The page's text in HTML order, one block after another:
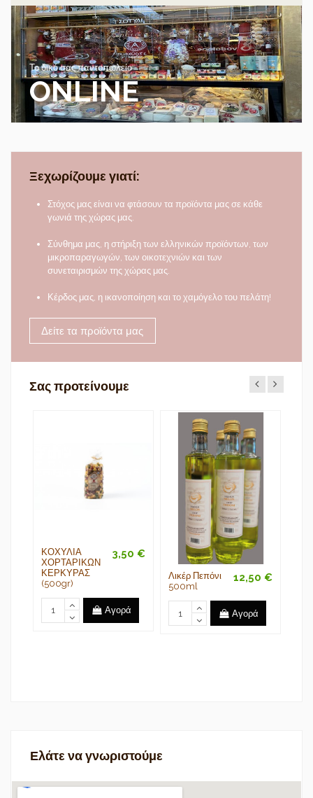
Το δικό σας παντοπωλείο
ONLINE
Ξεχωρίζουμε γιατί:
Στόχος μας είναι να φτάσουν τα προϊόντα μας σε κάθε
γωνιά της χώρας μας.
Σύνθημα μας, η στήριξη των ελληνικών προϊόντων, των
μικροπαραγωγών, των οικοτεχνιών και των
συνεταιρισμών της χώρας μας.
Κέρδος μας, η ικανοποίηση και το χαμόγελο του πελάτη!
Δείτε τα προϊόντα μας
Σας προτείνουμε
ΚΟΧΥΛΙΑ
ΧΟΡΤΑΡΙΚΩΝ
ΚΕΡΚΥΡΑΣ
(500gr)
3,50 €
Αγορά
Λικέρ Πεπόνι
500ml
12,50 €
Αγορά
Ελάτε να γνωριστούμε